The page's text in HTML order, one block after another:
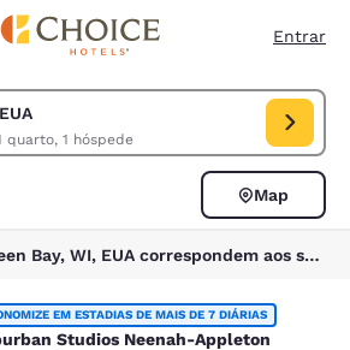
Principal
Entrar
1 quarto, 1 hóspede
Green Bay, WI, EUA. Data de check-in ago
Map
1 hotéis perto de Green Bay, WI, EUA correspondem aos seus filtros
Neenah-Appleton
EM ESTADIAS DE MAIS DE 7 DIÁRIAS
Studios Neenah-Appleton